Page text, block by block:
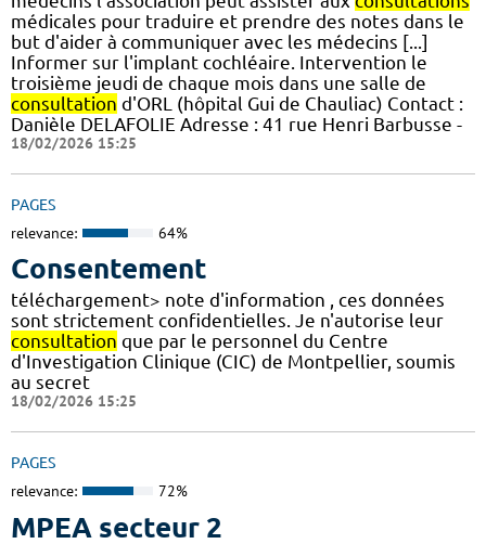
médicales pour traduire et prendre des notes dans le
but d'aider à communiquer avec les médecins [...]
Informer sur l'implant cochléaire. Intervention le
troisième jeudi de chaque mois dans une salle de
consultation d'ORL (hôpital Gui de Chauliac) Contact :
Danièle DELAFOLIE Adresse : 41 rue Henri Barbusse -
18/02/2026 15:25
PAGES
relevance: 64%
Consentement
téléchargement> note d'information , ces données
sont strictement confidentielles. Je n'autorise leur
consultation que par le personnel du Centre
d'Investigation Clinique (CIC) de Montpellier, soumis
au secret
18/02/2026 15:25
PAGES
relevance: 72%
MPEA secteur 2